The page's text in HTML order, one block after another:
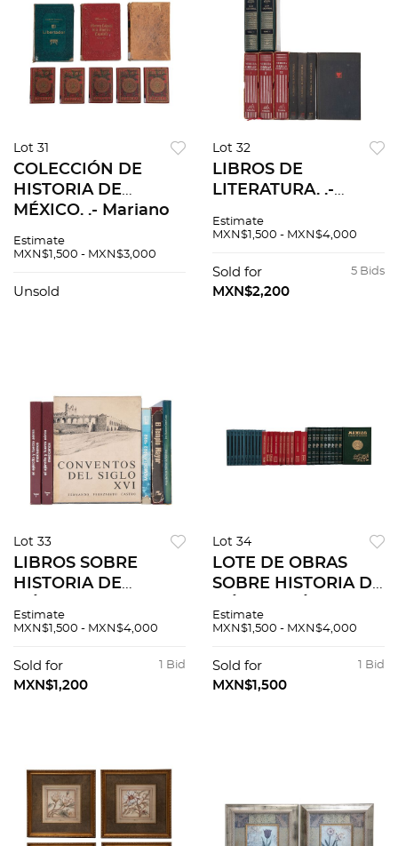
Lot 31
COLECCIÓN DE
HISTORIA DE
MÉXICO. .- Mariano
la Nación Mexicana.
tipográficos
Estimate
MXN$1,500 - MXN$3,000
Unsold
Lot 32
LIBROS DE
LITERATURA. .-
completas. Buenos
Losada, 1957. Piezas:
9
Estimate
MXN$1,500 - MXN$4,000
5 Bids
Sold for
MXN$2,200
Lot 33
LIBROS SOBRE
HISTORIA DE
CONVENTOS DEL
TEMPLO MAYOR /
ARQUITECTURA
Estimate
MXN$1,500 - MXN$4,000
1 Bid
Sold for
MXN$1,200
Lot 34
LOTE DE OBRAS
SOBRE HISTORIA DE
DESCONOCIDO /
DE LOS SIGLOS /
HISTORIA GRÁFICA
Estimate
MXN$1,500 - MXN$4,000
1 Bid
Sold for
MXN$1,500